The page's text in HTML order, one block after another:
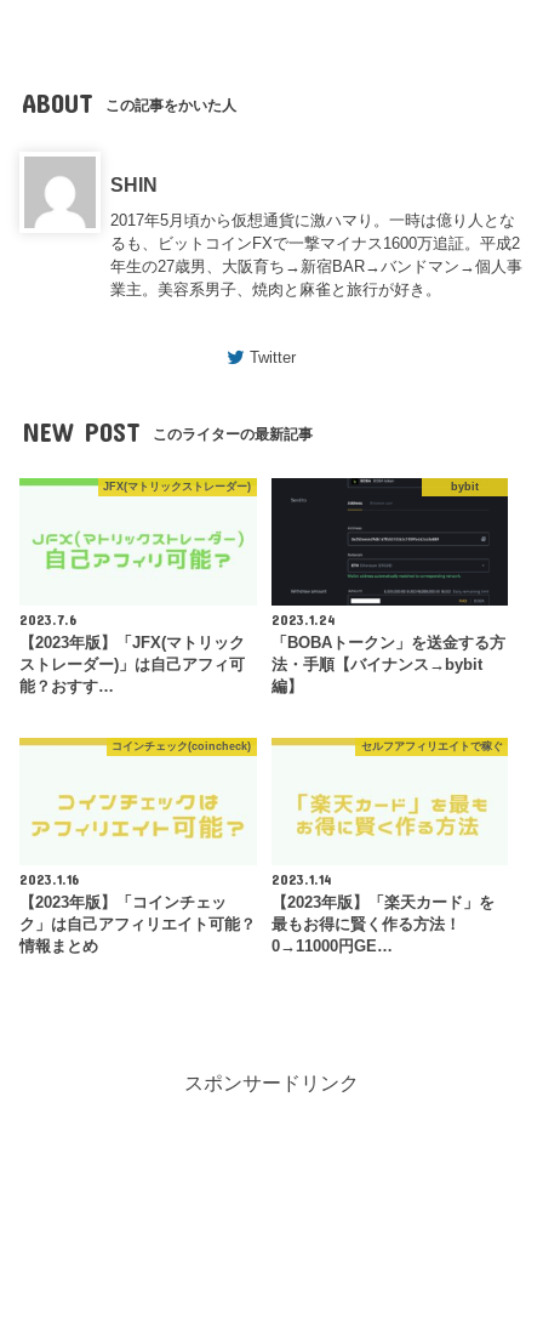
ABOUT この記事をかいた人
SHIN
2017年5月頃から仮想通貨に激ハマり。一時は億り人とな
るも、ビットコインFXで一撃マイナス1600万追証。平成2
年生の27歳男、大阪育ち→新宿BAR→バンドマン→個人事
業主。美容系男子、焼肉と麻雀と旅行が好き。
Twitter
NEW POST このライターの最新記事
JFX(マトリックストレーダー)
2023.7.6
【2023年版】「JFX(マトリック
ストレーダー)」は自己アフィ可
能？おすす…
bybit
2023.1.24
「BOBAトークン」を送金する方
法・手順【バイナンス→bybit
編】
コインチェック(coincheck)
2023.1.16
【2023年版】「コインチェッ
ク」は自己アフィリエイト可能？
情報まとめ
セルフアフィリエイトで稼ぐ
2023.1.14
【2023年版】「楽天カード」を
最もお得に賢く作る方法！
0→11000円GE…
スポンサードリンク